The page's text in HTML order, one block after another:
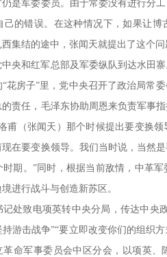
是军委委员。由于常委没有进行分
己的错误。在这种情况下，如果让
集结的途中，张闻天就提出了这个问
中央和红军总部及军委纵队到达水田
花房子”里，党中央召开了政治局常
责任，毛泽东协助周恩来负责军事
甫（张闻天）那个时候提出要变换
在要变换领导。我们当时说，当然
期。”同时，根据当前敌情，中革
进行战斗与创造新苏区。
记处致电项英转中央分局，传达中央
游击战争”“要立即改变你们的组织
革命军事委员会中区分会，以项英